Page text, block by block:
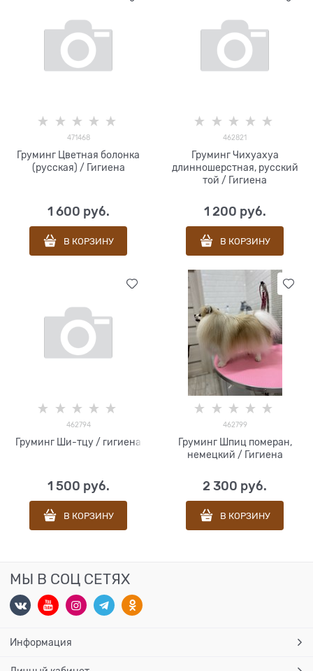
471468
Груминг Цветная болонка
(русская) / Гигиена
1 600 руб.
В КОРЗИНУ
462821
Груминг Чихуахуа
длинношерстная, русский
той / Гигиена
1 200 руб.
В КОРЗИНУ
462794
Груминг Ши-тцу / гигиена
1 500 руб.
В КОРЗИНУ
462799
Груминг Шпиц померан,
немецкий / Гигиена
2 300 руб.
В КОРЗИНУ
МЫ В СОЦ СЕТЯХ
Информация